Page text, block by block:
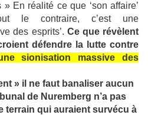
En réalité ce que ‘son affaire’
le contraire, c’est une
des esprits’. Ce que révèlent
défendre la lutte contre
sionisation massive des
» il ne faut banaliser aucun
de Nuremberg n’a pas
terrain qui auraient survécu à